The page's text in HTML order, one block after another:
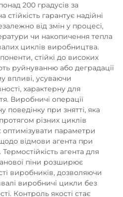
200 градусів за
гарантує надійні
від змін у процесі,
чи накопичення тепла
циклів виробництва.
стійкі до високих
руйнуванню або деградації
впливі, усуваючи
характерну для
Виробничі операції
при знятті, яка
різних циклів
оптимізувати параметри
відмови агента при
агента для
піни розширює
виробників, дозволяючи
виробничі цикли без
Контроль якості стає